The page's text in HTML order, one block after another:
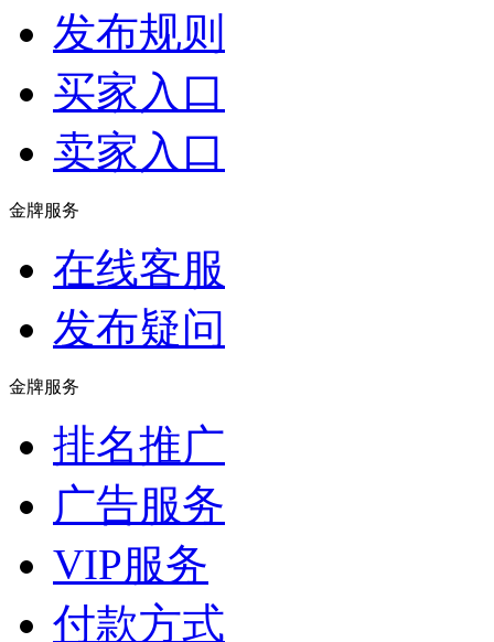
发布规则
买家入口
卖家入口
金牌服务
在线客服
发布疑问
金牌服务
排名推广
广告服务
VIP服务
付款方式